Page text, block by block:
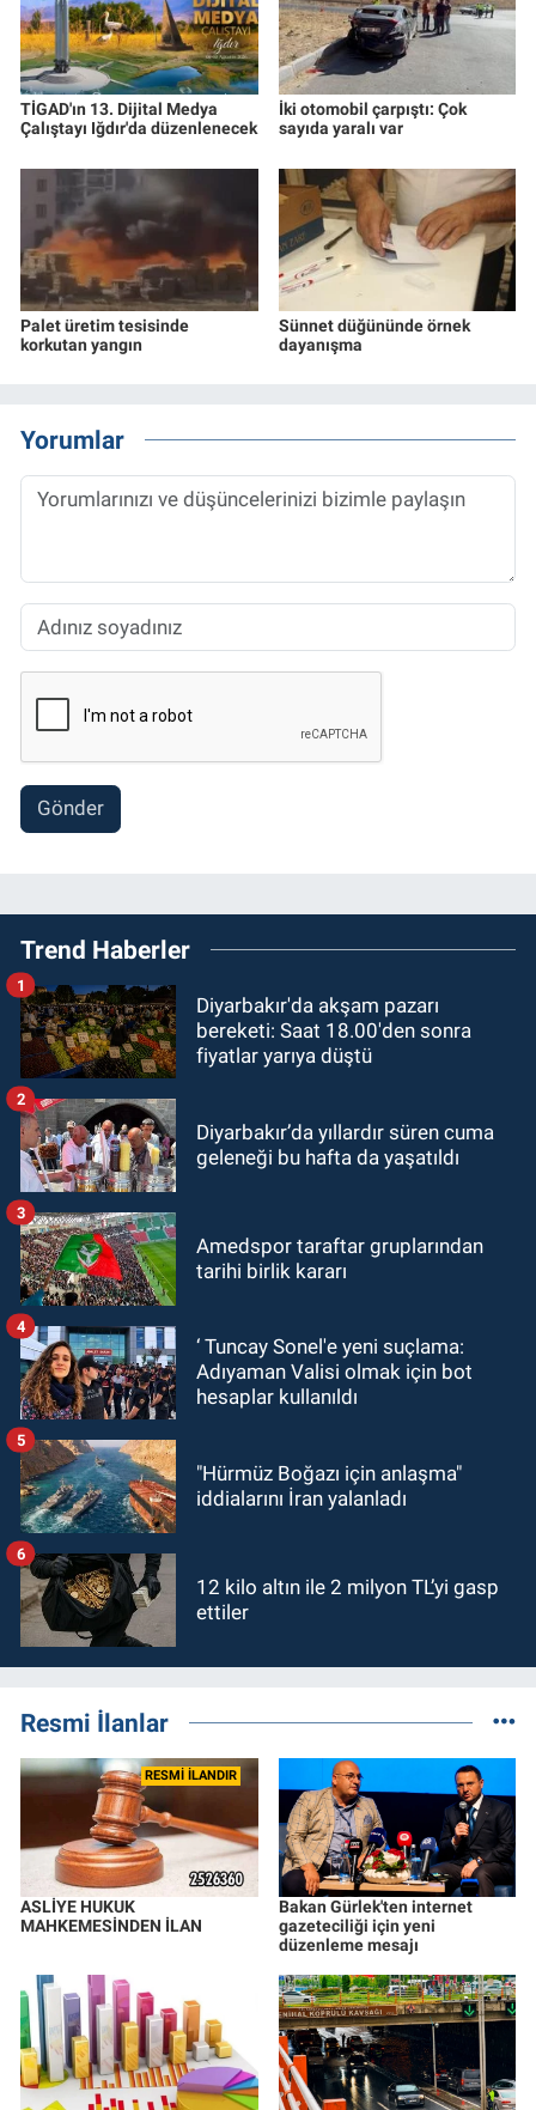
TİGAD'ın 13. Dijital Medya
Çalıştayı Iğdır'da düzenlenecek
İki otomobil çarpıştı: Çok
sayıda yaralı var
Palet üretim tesisinde
korkutan yangın
Sünnet düğününde örnek
dayanışma
Yorumlar
Gönder
Trend Haberler
Diyarbakır'da akşam pazarı
bereketi: Saat 18.00'den sonra
fiyatlar yarıya düştü
1
Diyarbakır’da yıllardır süren cuma
geleneği bu hafta da yaşatıldı
2
Amedspor taraftar gruplarından
tarihi birlik kararı
3
‘ Tuncay Sonel'e yeni suçlama:
Adıyaman Valisi olmak için bot
hesaplar kullanıldı
4
"Hürmüz Boğazı için anlaşma"
iddialarını İran yalanladı
5
12 kilo altın ile 2 milyon TL’yi gasp
ettiler
6
Resmi İlanlar
RESMİ İLANDIR
ASLİYE HUKUK
MAHKEMESİNDEN İLAN
Bakan Gürlek'ten internet
gazeteciliği için yeni
düzenleme mesajı